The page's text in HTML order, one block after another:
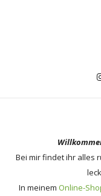
Bei mir findet ihr alles
In meinem Online-